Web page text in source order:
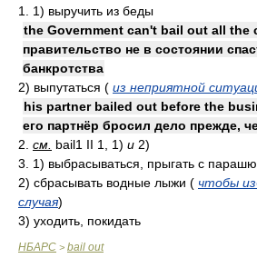
1. 1) выручить из беды
the Government can't bail out all the
правительство не в состоянии
банкротства
2) выпутаться ( из неприятной
his partner bailed out before the
его партнёр бросил дело прежде,
2. см. bail1 II 1, 1) и 2)
3. 1) выбрасываться, прыгать с
2) сбрасывать водные лыжи ( чтобы
случая)
3) уходить, покидать
НБАРС > bail out